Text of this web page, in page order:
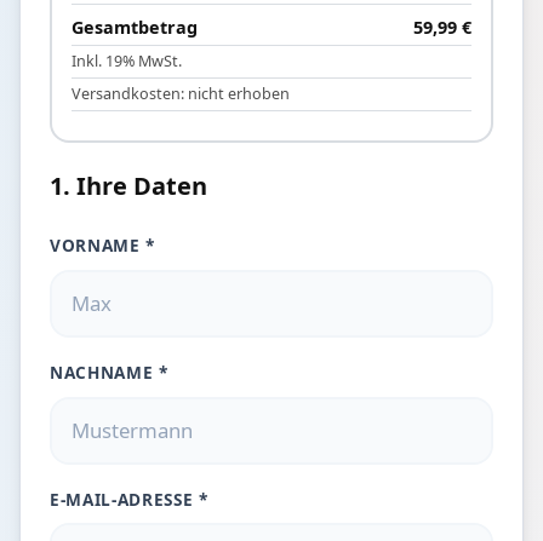
Gesamtbetrag 59,99 €
Inkl. 19% MwSt.
Versandkosten: nicht erhoben
1. Ihre Daten
VORNAME *
NACHNAME *
E-MAIL-ADRESSE *